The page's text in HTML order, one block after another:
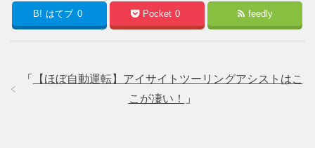
B! はてブ 0 Pocket 0 feedly
「
【ほぼ自動運転】アイサイトツーリングアシストはこ
こが凄い！
」